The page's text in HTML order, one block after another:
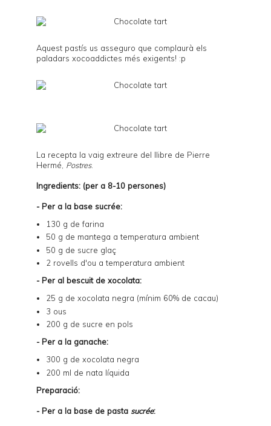
Aquest pastís us asseguro que complaurà els
paladars xocoaddictes més exigents! :p
La recepta la vaig extreure del llibre de Pierre
Hermé, Postres.
Ingredients: (per a 8-10 persones)
- Per a la base sucrée:
130 g de farina
50 g de mantega a temperatura ambient
50 g de sucre glaç
2 rovells d'ou a temperatura ambient
- Per al bescuit de xocolata:
25 g de xocolata negra (mínim 60% de cacau)
3 ous
200 g de sucre en pols
- Per a la ganache:
300 g de xocolata negra
200 ml de nata líquida
Preparació:
- Per a la base de pasta sucrée: